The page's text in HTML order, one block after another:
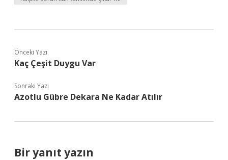
Önceki Yazı
Kaç Çeşit Duygu Var
Sonraki Yazı
Azotlu Gübre Dekara Ne Kadar Atılır
Bir yanıt yazın